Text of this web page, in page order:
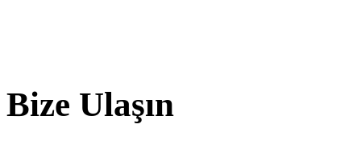
Bize Ulaşın